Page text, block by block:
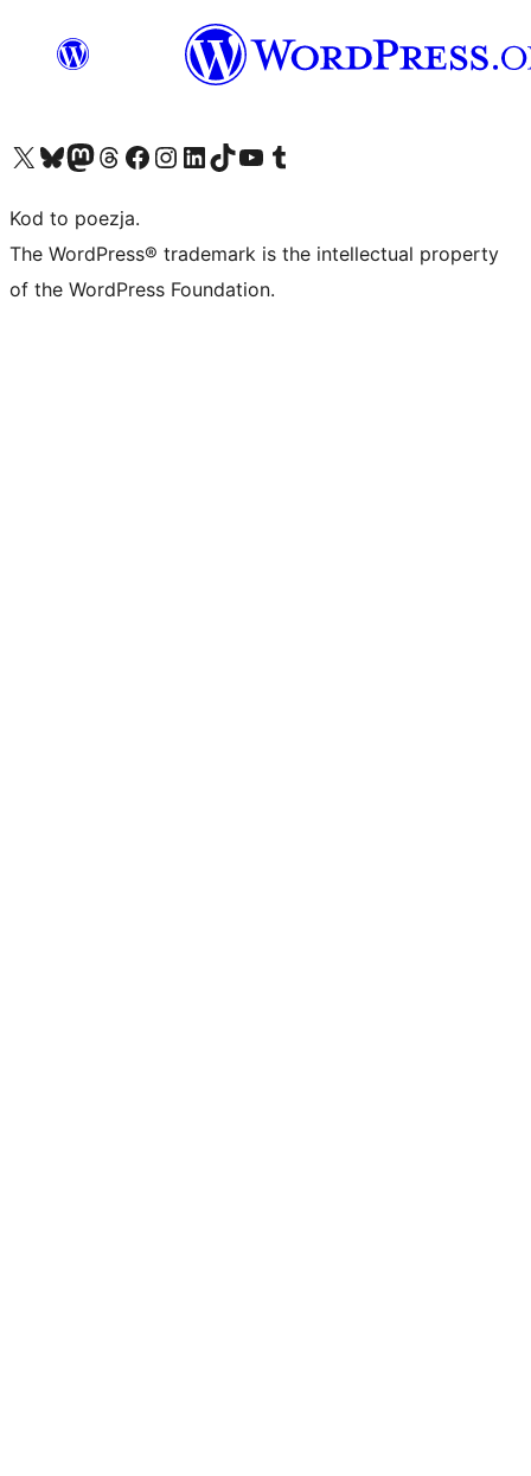
Odwiedź nasze konto X (dawniej Twitter)
Odwiedź nasze konto Bluesky
Odwiedź nasze konto na Mastodoncie
Odwiedź naszego Threadsa
Odwiedź naszego Facebooka
Odwiedź nasze konto na Instagramie
Odwiedź nasze konto na LinkedIn
Odwiedź naszego TikToka
Odwiedź nasz kanał YouTube
Odwiedź naszego Tumblra
Kod to poezja.
The WordPress® trademark is the intellectual property
of the WordPress Foundation.